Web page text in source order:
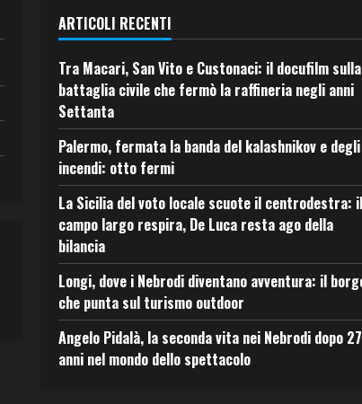
ARTICOLI RECENTI
Tra Macari, San Vito e Custonaci: il docufilm sulla
battaglia civile che fermò la raffineria negli anni
Settanta
Palermo, fermata la banda del kalashnikov e degli
incendi: otto fermi
La Sicilia del voto locale scuote il centrodestra: il
campo largo respira, De Luca resta ago della
bilancia
Longi, dove i Nebrodi diventano avventura: il
che punta sul turismo outdoor
Angelo Pidalà, la seconda vita nei Nebrodi dopo 27
anni nel mondo dello spettacolo